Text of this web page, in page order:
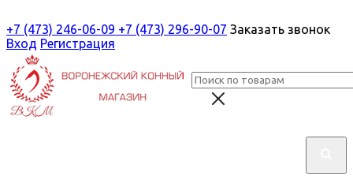
+7 (473) 246-06-09 +7 (473) 296-90-07 Заказать звонок
Вход Регистрация